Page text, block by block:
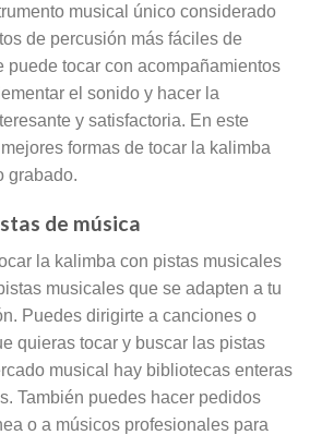
musical único considerado
de percusión más fáciles de
puede tocar con acompañamientos
el sonido y hacer la
y satisfactoria. En este
formas de tocar la kalimba
grabado.
de música
la kalimba con pistas musicales
musicales que se adapten a tu
Puedes dirigirte a canciones o
quieras tocar y buscar las pistas
musical hay bibliotecas enteras
También puedes hacer pedidos
o a músicos profesionales para